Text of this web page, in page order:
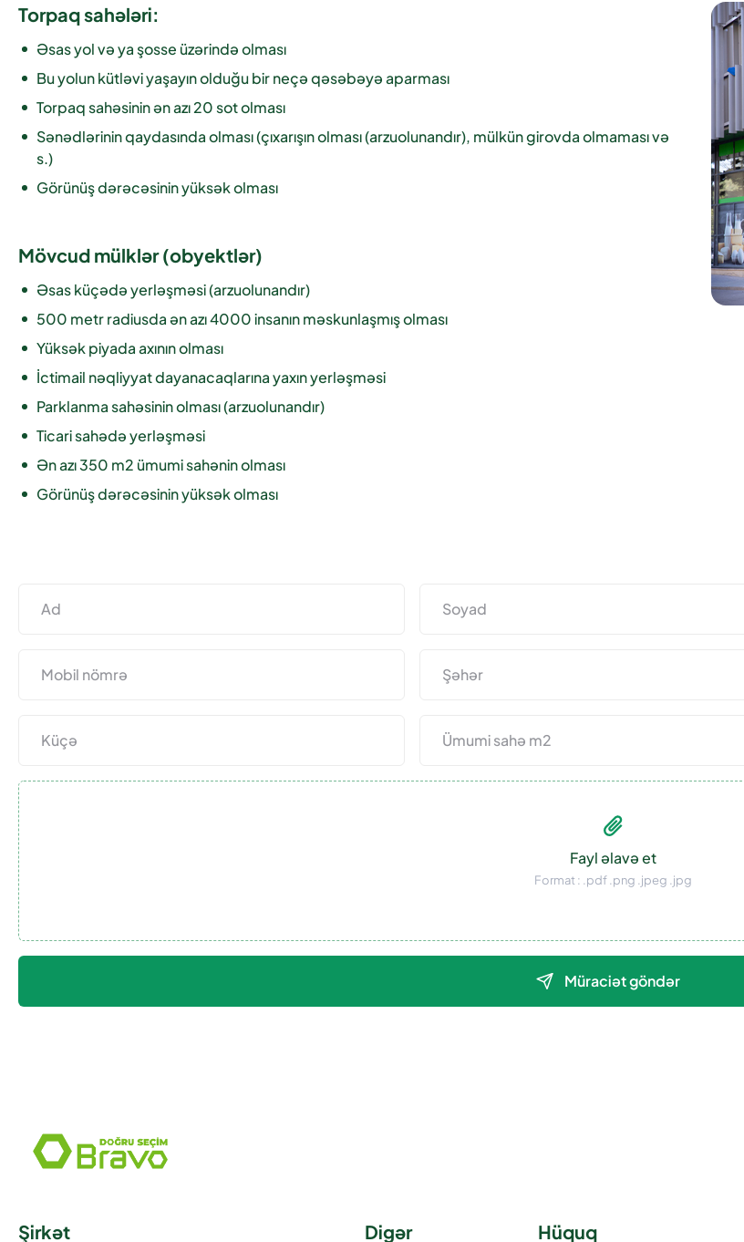
Torpaq sahələri:
Əsas yol və ya şosse üzərində olması
Bu yolun kütləvi yaşayın olduğu bir neçə qəsəbəyə aparması
Torpaq sahəsinin ən azı 20 sot olması
Sənədlərinin qaydasında olması (çıxarışın olması (arzuolunandır), mülkün girovda olmaması və
s.)
Görünüş dərəcəsinin yüksək olması
Mövcud mülklər (obyektlər)
Əsas küçədə yerləşməsi (arzuolunandır)
500 metr radiusda ən azı 4000 insanın məskunlaşmış olması
Yüksək piyada axının olması
İctimail nəqliyyat dayanacaqlarına yaxın yerləşməsi
Parklanma sahəsinin olması (arzuolunandır)
Ticari sahədə yerləşməsi
Ən azı 350 m2 ümumi sahənin olması
Görünüş dərəcəsinin yüksək olması
Fayl əlavə et
Format : .pdf .png .jpeg .jpg
Müraciət göndər
Şirkət Digər Hüquq